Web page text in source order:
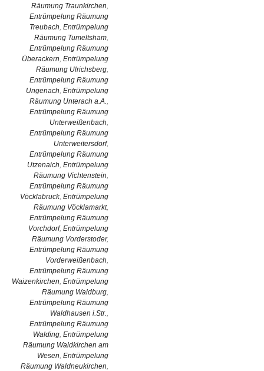
Räumung Traunkirchen,
Entrümpelung Räumung
Treubach, Entrümpelung
Räumung Tumeltsham,
Entrümpelung Räumung
Überackern, Entrümpelung
Räumung Ulrichsberg,
Entrümpelung Räumung
Ungenach, Entrümpelung
Räumung Unterach a.A.,
Entrümpelung Räumung
Unterweißenbach,
Entrümpelung Räumung
Unterweitersdorf,
Entrümpelung Räumung
Utzenaich, Entrümpelung
Räumung Vichtenstein,
Entrümpelung Räumung
Vöcklabruck, Entrümpelung
Räumung Vöcklamarkt,
Entrümpelung Räumung
Vorchdorf, Entrümpelung
Räumung Vorderstoder,
Entrümpelung Räumung
Vorderweißenbach,
Entrümpelung Räumung
Waizenkirchen, Entrümpelung
Räumung Waldburg,
Entrümpelung Räumung
Waldhausen i.Str.,
Entrümpelung Räumung
Walding, Entrümpelung
Räumung Waldkirchen am
Wesen, Entrümpelung
Räumung Waldneukirchen,